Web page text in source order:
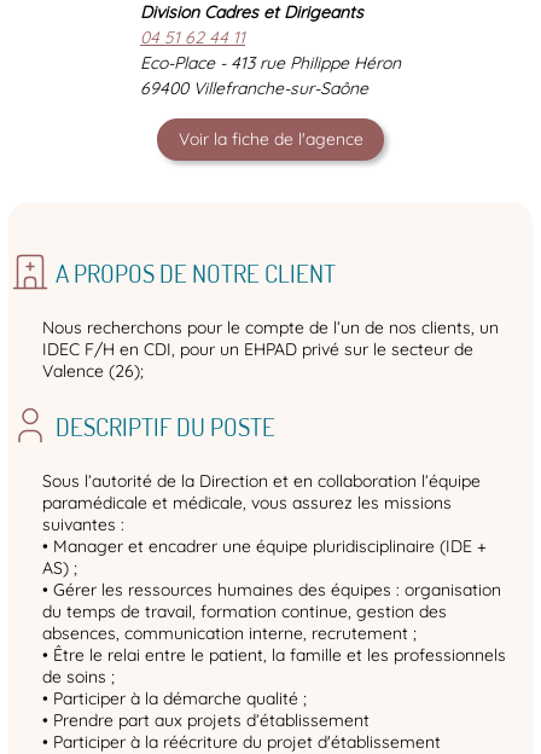
Division Cadres et Dirigeants
04 51 62 44 11
Eco-Place - 413 rue Philippe Héron
69400 Villefranche-sur-Saône
Voir la fiche de l'agence
A PROPOS DE NOTRE CLIENT
Nous recherchons pour le compte de l’un de nos clients, un
IDEC F/H en CDI, pour un EHPAD privé sur le secteur de
Valence (26);
DESCRIPTIF DU POSTE
Sous l’autorité de la Direction et en collaboration l’équipe
paramédicale et médicale, vous assurez les missions
suivantes :
• Manager et encadrer une équipe pluridisciplinaire (IDE +
AS) ;
• Gérer les ressources humaines des équipes : organisation
du temps de travail, formation continue, gestion des
absences, communication interne, recrutement ;
• Être le relai entre le patient, la famille et les professionnels
de soins ;
• Participer à la démarche qualité ;
• Prendre part aux projets d’établissement
• Participer à la réécriture du projet d'établissement